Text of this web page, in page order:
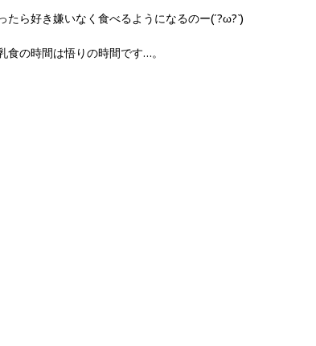
たら好き嫌いなく食べるようになるのー(´?ω?`)
食の時間は悟りの時間です…。